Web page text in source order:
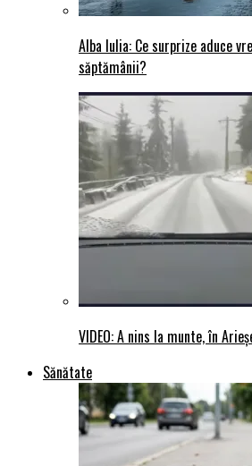
Alba Iulia: Ce surprize aduce
săptămânii?
VIDEO: A nins la munte, în
Sănătate